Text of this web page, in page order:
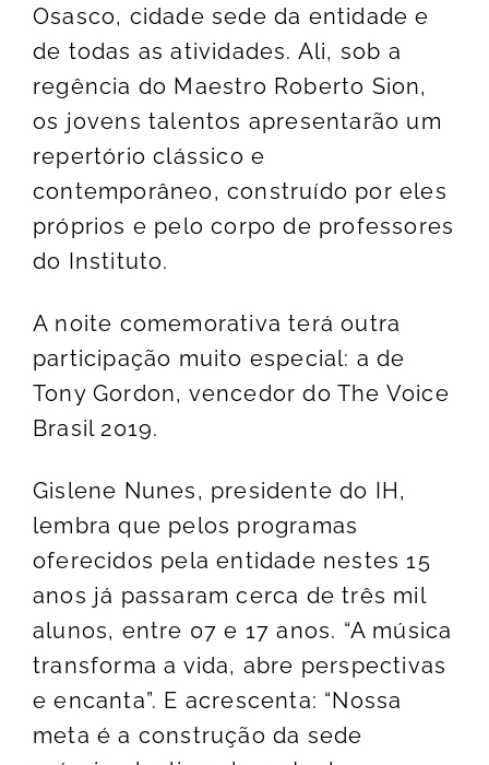
Osasco, cidade sede da entidade e
de todas as atividades. Ali, sob a
regência do Maestro Roberto Sion,
os jovens talentos apresentarão um
repertório clássico e
contemporâneo, construído por eles
próprios e pelo corpo de professores
do Instituto.
A noite comemorativa terá outra
participação muito especial: a de
Tony Gordon, vencedor do The Voice
Brasil 2019.
Gislene Nunes, presidente do IH,
lembra que pelos programas
oferecidos pela entidade nestes 15
anos já passaram cerca de três mil
alunos, entre 07 e 17 anos. “A música
transforma a vida, abre perspectivas
e encanta”. E acrescenta: “Nossa
meta é a construção da sede